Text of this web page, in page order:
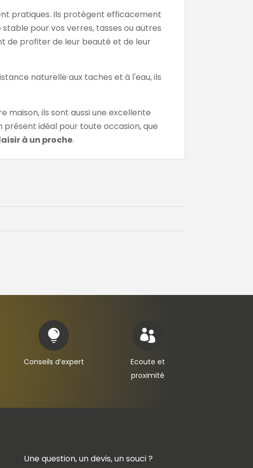
pratiques. Ils protègent efficacement
pour vos verres, tasses ou autres
de profiter de leur beauté et de leur
naturelle aux taches et à l'eau, ils
maison, ils sont aussi une excellente
idéal pour toute occasion, que
à un proche.

Conseils d’expert

Ecoute et
proximité
Une question, un devis, un souci ?